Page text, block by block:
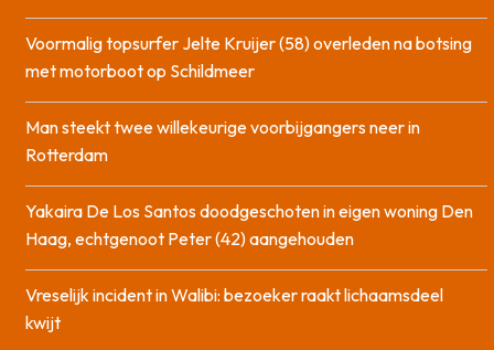
Voormalig topsurfer Jelte Kruijer (58) overleden na botsing
met motorboot op Schildmeer
Man steekt twee willekeurige voorbijgangers neer in
Rotterdam
Yakaira De Los Santos doodgeschoten in eigen woning Den
Haag, echtgenoot Peter (42) aangehouden
Vreselijk incident in Walibi: bezoeker raakt lichaamsdeel
kwijt